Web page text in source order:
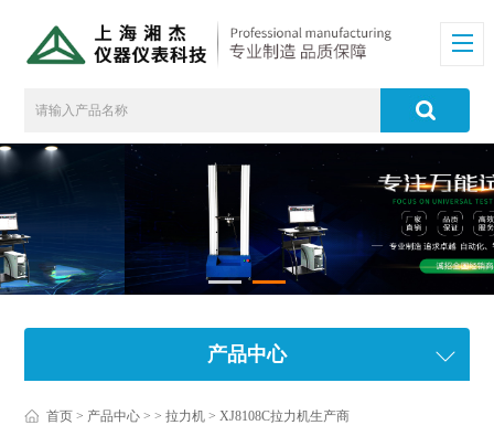
产品中心
首页 > 产品中心 > >拉力机 > XJ8108C拉力机生产商